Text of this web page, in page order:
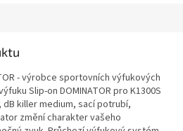
- výrobce sportovních výfukových
Slip-on DOMINATOR pro K1300S
killer medium, sací potrubí,
změní charakter vašeho